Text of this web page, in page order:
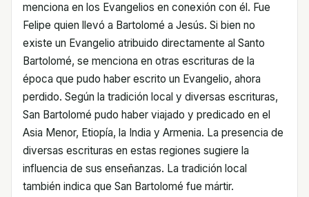
menciona en los Evangelios en conexión con él. Fue
Felipe quien llevó a Bartolomé a Jesús. Si bien no
existe un Evangelio atribuido directamente al Santo
Bartolomé, se menciona en otras escrituras de la
época que pudo haber escrito un Evangelio, ahora
perdido. Según la tradición local y diversas escrituras,
San Bartolomé pudo haber viajado y predicado en el
Asia Menor, Etiopía, la India y Armenia. La presencia de
diversas escrituras en estas regiones sugiere la
influencia de sus enseñanzas. La tradición local
también indica que San Bartolomé fue mártir.